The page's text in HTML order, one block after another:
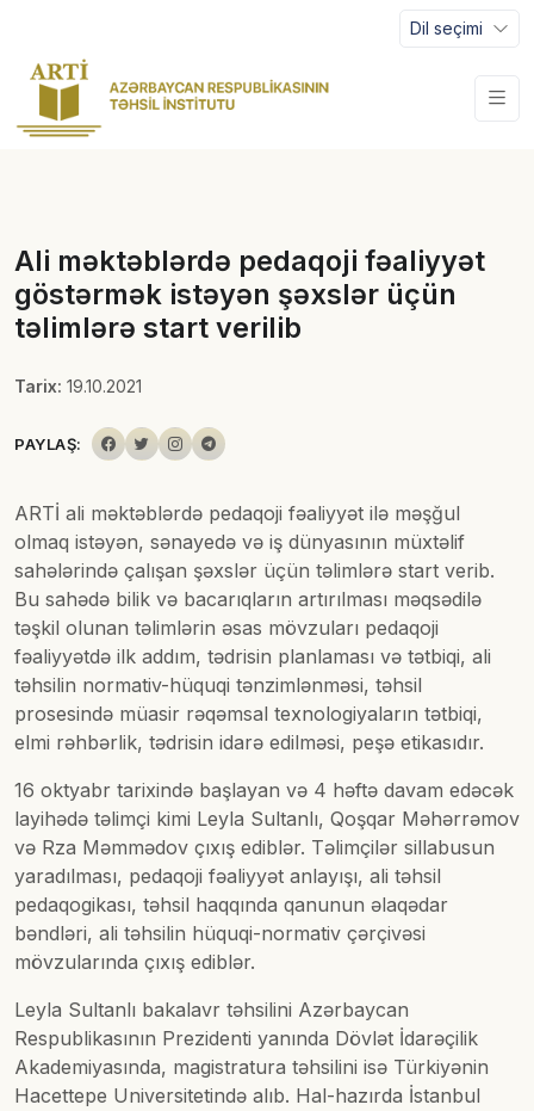
Dil seçimi
Ali məktəblərdə pedaqoji fəaliyyət
göstərmək istəyən şəxslər üçün
təlimlərə start verilib
Tarix: 19.10.2021
PAYLAŞ:
ARTİ ali məktəblərdə pedaqoji fəaliyyət ilə məşğul
olmaq istəyən, sənayedə və iş dünyasının müxtəlif
sahələrində çalışan şəxslər üçün təlimlərə start verib.
Bu sahədə bilik və bacarıqların artırılması məqsədilə
təşkil olunan təlimlərin əsas mövzuları pedaqoji
fəaliyyətdə ilk addım, tədrisin planlaması və tətbiqi, ali
təhsilin normativ-hüquqi tənzimlənməsi, təhsil
prosesində müasir rəqəmsal texnologiyaların tətbiqi,
elmi rəhbərlik, tədrisin idarə edilməsi, peşə etikasıdır.
16 oktyabr tarixində başlayan və 4 həftə davam edəcək
layihədə təlimçi kimi Leyla Sultanlı, Qoşqar Məhərrəmov
və Rza Məmmədov çıxış ediblər. Təlimçilər sillabusun
yaradılması, pedaqoji fəaliyyət anlayışı, ali təhsil
pedaqogikası, təhsil haqqında qanunun əlaqədar
bəndləri, ali təhsilin hüquqi-normativ çərçivəsi
mövzularında çıxış ediblər.
Leyla Sultanlı bakalavr təhsilini Azərbaycan
Respublikasının Prezidenti yanında Dövlət İdarəçilik
Akademiyasında, magistratura təhsilini isə Türkiyənin
Hacettepe Universitetində alıb. Hal-hazırda İstanbul